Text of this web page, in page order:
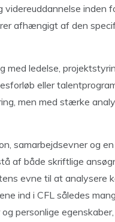
inden
afhængigt af den
med ledelse,
eller
men med stærke
samarbejdsevner og
af både skriftlige
evne til at analysere
ind i CFL således
personlige